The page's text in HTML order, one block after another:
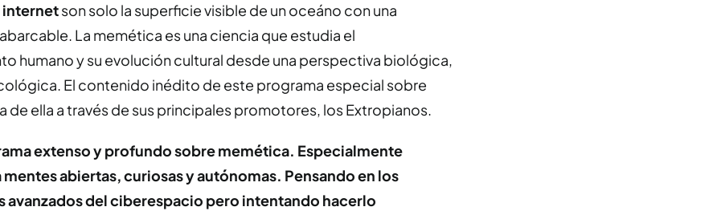
internetson solo la superficie visible de un oceáno con una
La memética es una ciencia que estudia el
humano y su evolución cultural desde una perspectiva biológica,
El contenido inédito de este programa especial sobre
de ella a través de sus principales promotores, los Extropianos.
extenso y profundo sobre memética. Especialmente
abiertas, curiosas y autónomas. Pensando en los
avanzados del ciberespacio pero intentando hacerlo